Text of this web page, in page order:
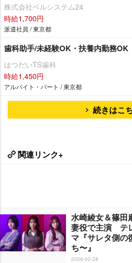
株式会社ベルシステム24
時給1,700円
派遣社員 / 東京都
歯科助手/未経験OK・扶養内勤務OK
はつだいTS歯科
時給1,450円
アルバイト・パート / 東京都
続きはこ
関連リンク+
水崎綾女＆篠田
妻役で主演 テ
マ『サレタ側の
ち〜』
2026-02-28